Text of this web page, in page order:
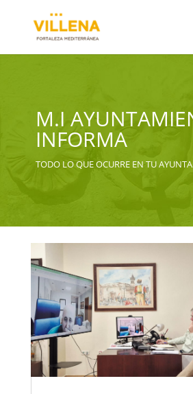
M.I
INFORMA
TODO LO QUE OCURRE EN TU